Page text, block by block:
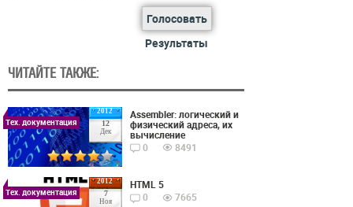
Голосовать
Результаты
ЧИТАЙТЕ ТАКЖЕ:
2012
12
Дек
Тех. документация
Assembler: логический и
физический адреса, их
вычисление
0
8491
2012
7
Ноя
Тех. документация
HTML 5
0
7665